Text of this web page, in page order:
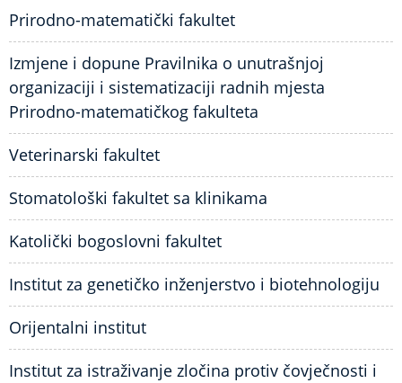
Prirodno-matematički fakultet
Izmjene i dopune Pravilnika o unutrašnjoj
organizaciji i sistematizaciji radnih mjesta
Prirodno-matematičkog fakulteta
Veterinarski fakultet
Stomatološki fakultet sa klinikama
Katolički bogoslovni fakultet
Institut za genetičko inženjerstvo i biotehnologiju
Orijentalni institut
Institut za istraživanje zločina protiv čovječnosti i